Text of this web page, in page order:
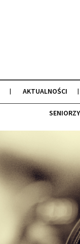
AKTUALNOŚCI
SENIORZY